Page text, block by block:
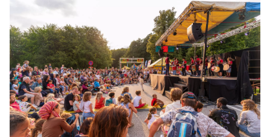
Écuries
Place Gilson, 3
1170 Watermael-Boitsfort
02 663 85 50
suivez-nous
Journal Vénerie- version papier
Newsletter